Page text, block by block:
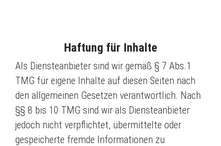
Haftung für Inhalte
Als Diensteanbieter sind wir gemäß § 7 Abs.1
TMG für eigene Inhalte auf diesen Seiten nach
den allgemeinen Gesetzen verantwortlich. Nach
§§ 8 bis 10 TMG sind wir als Diensteanbieter
jedoch nicht verpflichtet, übermittelte oder
gespeicherte fremde Informationen zu